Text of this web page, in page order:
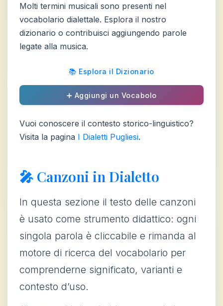
Molti termini musicali sono presenti nel
vocabolario dialettale. Esplora il nostro
dizionario o contribuisci aggiungendo parole
legate alla musica.
📚 Esplora il Dizionario
➕ Aggiungi un Vocabolo
Vuoi conoscere il contesto storico-linguistico?
Visita la pagina I Dialetti Pugliesi.
🎤 Canzoni in Dialetto
In questa sezione il testo delle canzoni
è usato come strumento didattico: ogni
singola parola è cliccabile e rimanda al
motore di ricerca del vocabolario per
comprenderne significato, varianti e
contesto d’uso.